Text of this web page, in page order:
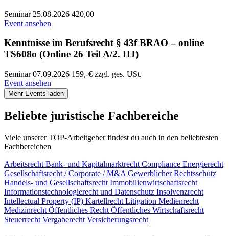
Seminar 25.08.2026 420,00
Event ansehen
Kenntnisse im Berufsrecht § 43f BRAO – online
TS608o (Online 26 Teil A/2. HJ)
Seminar07.09.2026 159,-€ zzgl. ges. USt.
Event ansehen
Mehr Events laden
Beliebte juristische Fachbereiche
Viele unserer TOP-Arbeitgeber findest du auch in den beliebtesten
Fachbereichen
Arbeitsrecht Bank- und Kapitalmarktrecht Compliance Energierecht
Gesellschaftsrecht / Corporate / M&A Gewerblicher Rechtsschutz
Handels- und Gesellschaftsrecht Immobilienwirtschaftsrecht
Informationstechnologierecht und Datenschutz Insolvenzrecht
Intellectual Property (IP) Kartellrecht Litigation Medienrecht
Medizinrecht Öffentliches Recht Öffentliches Wirtschaftsrecht
Steuerrecht Vergaberecht Versicherungsrecht